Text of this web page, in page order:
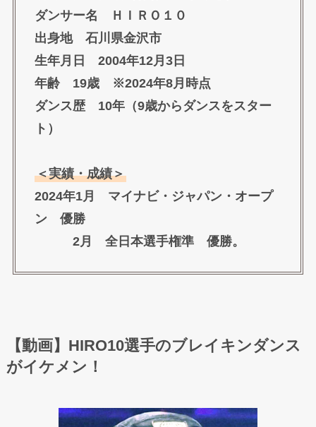
ダンサー名 ＨＩＲＯ１０
出身地 石川県金沢市
生年月日 2004年12月3日
年齢 19歳 ※2024年8月時点
ダンス歴 10年（9歳からダンスをスター
ト）
＜実績・成績＞
2024年1月 マイナビ・ジャパン・オープ
ン 優勝
2月 全日本選手権準 優勝。
【動画】HIRO10選手のブレイキンダンス
がイケメン！